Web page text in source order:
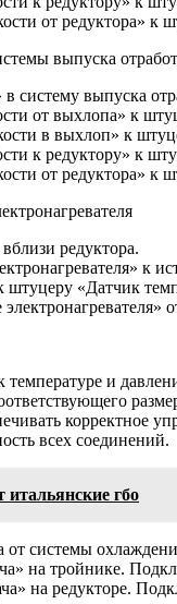
от редуктора» к
выпуска
систему выпуска
от выхлопа» к
в выхлоп» к
к редуктору» к
от редуктора» к
редуктора.
к
«Датчик
и
корректное
всех соединений.
гбо
системы
на тройнике.
на редукторе.